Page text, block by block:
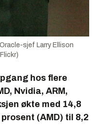
sjef Larry Ellison
hos flere
Nvidia, ARM,
økte med 14,8
(AMD) til 8,2